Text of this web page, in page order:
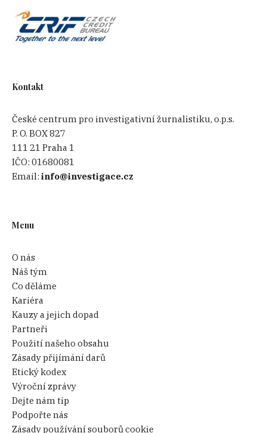
Kontakt
České centrum pro investigativní žurnalistiku, o.p.s.
P. O. BOX 827
111 21 Praha 1
IČO:01680081
Email:info@investigace.cz
Menu
O nás
Náš tým
Co děláme
Kariéra
Kauzy a jejich dopad
Partneři
Použití našeho obsahu
Zásady přijímání darů
Etický kodex
Výroční zprávy
Dejte nám tip
Podpořte nás
Zásady používání souborů cookie